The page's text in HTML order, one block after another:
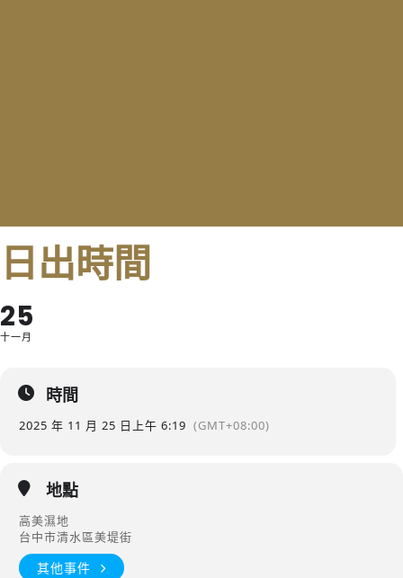
日出時間
25
十一月
時間
2025 年 11 月 25 日 上午 6:19 (GMT+08:00)
地點
高美濕地
台中市清水區美堤街
其他事件